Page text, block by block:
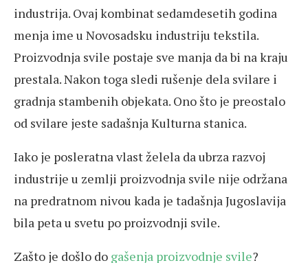
industrija. Ovaj kombinat sedamdesetih godina
menja ime u Novosadsku industriju tekstila.
Proizvodnja svile postaje sve manja da bi na kraju
prestala. Nakon toga sledi rušenje dela svilare i
gradnja stambenih objekata. Ono što je preostalo
od svilare jeste sadašnja Kulturna stanica.
Iako je posleratna vlast želela da ubrza razvoj
industrije u zemlji proizvodnja svile nije održana
na predratnom nivou kada je tadašnja Jugoslavija
bila peta u svetu po proizvodnji svile.
Zašto je došlo do gašenja proizvodnje svile?